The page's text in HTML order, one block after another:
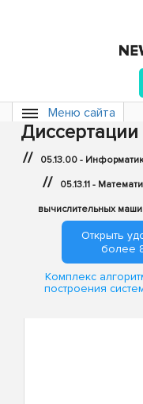
Меню сайта
Диссертации
// 05.13.00 -
// 05.13.11 -
вычислительных
Открыть
более
Комплекс
построения